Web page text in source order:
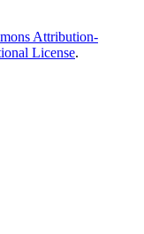
Attribution-
License.